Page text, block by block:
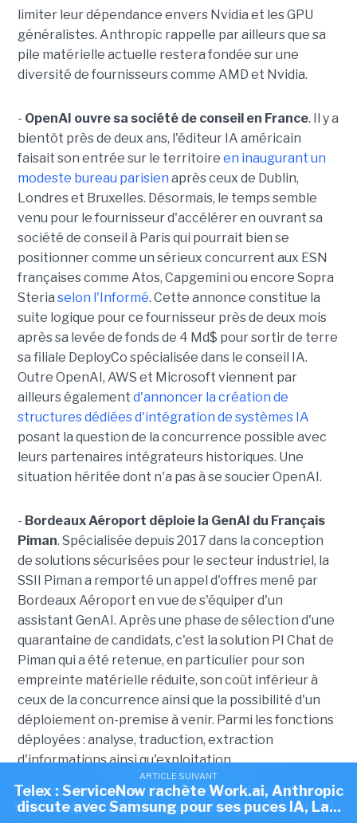
ARTICLE SUIVANT
Telex : Anthropic discute d'une puce IA avec
Samsung, OpenAI ouvre sa société de conseil...
limiter leur dépendance envers Nvidia et les GPU
généralistes. Anthropic rappelle par ailleurs que sa
pile matérielle actuelle restera fondée sur une
diversité de fournisseurs comme AMD et Nvidia.
- OpenAI ouvre sa société de conseil en France. Il y a
bientôt près de deux ans, l'éditeur IA américain
faisait son entrée sur le territoire en inaugurant un
modeste bureau parisien après ceux de Dublin,
Londres et Bruxelles. Désormais, le temps semble
venu pour le fournisseur d'accélérer en ouvrant sa
société de conseil à Paris qui pourrait bien se
positionner comme un sérieux concurrent aux ESN
françaises comme Atos, Capgemini ou encore Sopra
Steria selon l'Informé. Cette annonce constitue la
suite logique pour ce fournisseur près de deux mois
après sa levée de fonds de 4 Md$ pour sortir de terre
sa filiale DeployCo spécialisée dans le conseil IA.
Outre OpenAI, AWS et Microsoft viennent par
ailleurs également d'annoncer la création de
structures dédiées d'intégration de systèmes IA
posant la question de la concurrence possible avec
leurs partenaires intégrateurs historiques. Une
situation héritée dont n'a pas à se soucier OpenAI.
- Bordeaux Aéroport déploie la GenAI du Français
Piman. Spécialisée depuis 2017 dans la conception
de solutions sécurisées pour le secteur industriel, la
SSII Piman a remporté un appel d'offres mené par
Bordeaux Aéroport en vue de s'équiper d'un
assistant GenAI. Après une phase de sélection d'une
quarantaine de candidats, c'est la solution PI Chat de
Piman qui a été retenue, en particulier pour son
empreinte matérielle réduite, son coût inférieur à
ceux de la concurrence ainsi que la possibilité d'un
déploiement on-premise à venir. Parmi les fonctions
déployées : analyse, traduction, extraction
d'informations ainsi qu'exploitation
d'enregistrements audio en compte-rendus détaillés
et opérationnels. Du temps rendu aux équipes, des
tâches répétitives allégées et une charge
ARTICLE SUIVANT
Telex : ServiceNow rachète Work.ai, Anthropic
discute avec Samsung pour ses puces IA, La...